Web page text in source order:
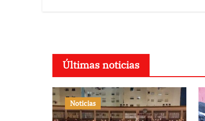
Últimas noticias
Noticias